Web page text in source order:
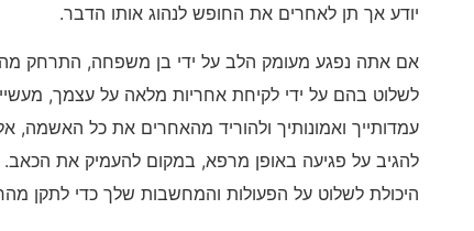
יודע אך תן לאחרים את החופש לנהוג אותו הדבר.
אם אתה נפגע מעומק הלב על ידי בן משפחה, התרחק
לשלוט בהם על ידי לקיחת אחריות מלאה על עצמך,
עמדותייך ואמונותיך ולהוריד מהאחרים את כל האשמה,
להגיב על פגיעה באופן מרפא, במקום להעמיק את
היכולת לשלוט על הפעולות והמחשבות שלך כדי לתקן מהר